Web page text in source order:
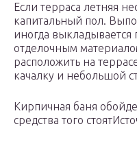
Если терраса летняя
капитальный пол.
иногда
отделочным
расположить на
качалку и небольшой
Кирпичная баня
средства того